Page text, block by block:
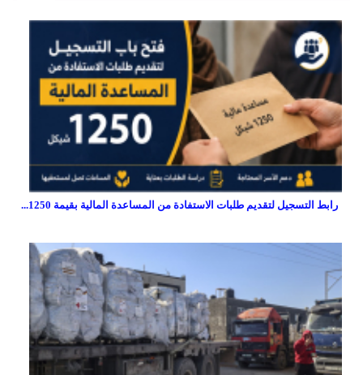
رابط التسجيل لتقديم طلبات الاستفادة من المساعدة المالية بقيمة 1250...